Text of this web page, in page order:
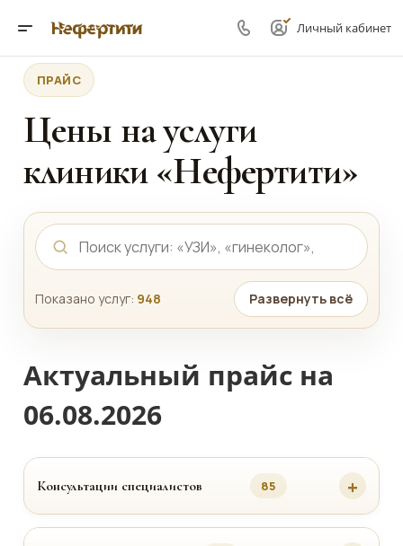
Личный кабинет
ПРАЙС
Цены на услуги
клиники «Нефертити»
Показано услуг: 948 Развернуть всё
Актуальный прайс на
06.08.2026
Консультации специалистов 85